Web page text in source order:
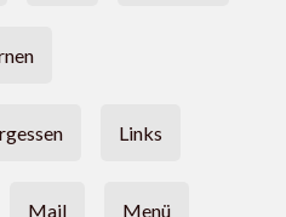
Links
Mail Menü